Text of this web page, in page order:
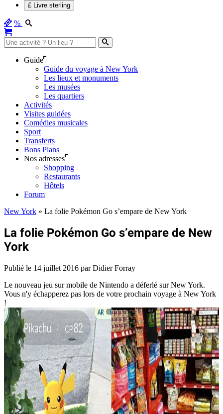
£ Livre sterling
%
Guide
Guide du voyage à New York
Les lieux et monuments
Les musées
Les quartiers
Activités
Visites guidées
Comédies musicales
Sport
Transferts
Bons Plans
Nos adresses
Shopping
Restaurants
Hôtels
Forum
New York » La folie Pokémon Go s’empare de New York
La folie Pokémon Go s’empare de New
York
Publié le 14 juillet 2016 par Didier Forray
Le nouveau jeu sur mobile de Nintendo a déferlé sur New York.
Vous n'y échapperez pas lors de votre prochain voyage à New York
!